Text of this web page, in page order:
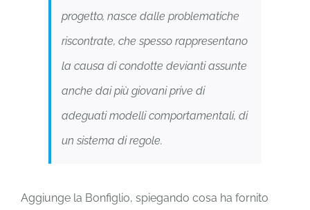
progetto, nasce dalle problematiche
riscontrate, che spesso rappresentano
la causa di condotte devianti assunte
anche dai più giovani prive di
adeguati modelli comportamentali, di
un sistema di regole.
Aggiunge la Bonfiglio, spiegando cosa ha fornito